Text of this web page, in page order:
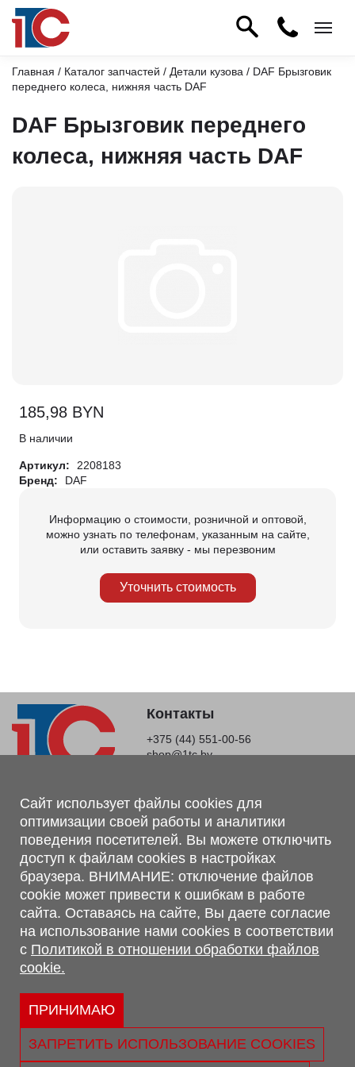
Главная / Каталог запчастей / Детали кузова / DAF Брызговик
переднего колеса, нижняя часть DAF
DAF Брызговик переднего
колеса, нижняя часть DAF
185,98 BYN
В наличии
Артикул:
2208183
Бренд:
DAF
Информацию о стоимости, розничной и оптовой,
можно узнать по телефонам, указанным на сайте,
или оставить заявку - мы перезвоним
Уточнить стоимость
Контакты
+375 (44) 551-00-56
shop@1tc.by
Магазин, склад
г. Минск, Минский р-н, п. Привольный, ул. Мира, 20А,
223062
г. Брест, ул. Лейтенанта Рябцева, 108 В, 224701
Обращаем Ваше внимание, что вся предоставленная на сайте
информация, касающаяся комплектаций, технических
характеристик, цветовых сочетаний, а также стоимости и
сервисного обслуживания носит информационный характер и
не является публичной офертой, определяемой п.2 ст.407
Гражданского кодекса Республики Беларусь.
Политика обработки персональных данных
Политикой в отношении обработки файлов cookie.
Сайт использует файлы cookies для
оптимизации своей работы и аналитики
поведения посетителей. Вы можете отключить
доступ к файлам cookies в настройках
браузера. ВНИМАНИЕ: отключение файлов
cookie может привести к ошибкам в работе
сайта. Оставаясь на сайте, Вы даете согласие
на использование нами cookies в соответствии
с Политикой в отношении обработки файлов
cookie.
ПРИНИМАЮ
ЗАПРЕТИТЬ ИСПОЛЬЗОВАНИЕ COOKIES